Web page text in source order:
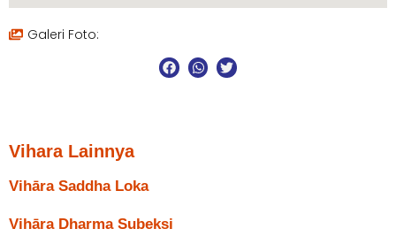
Galeri Foto:
Vihara Lainnya
Vihāra Saddha Loka
Vihāra Dharma Subeksi